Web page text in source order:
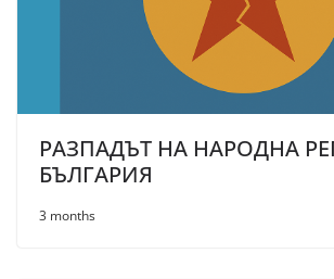
РАЗПАДЪТ НА НАРОДНА
БЪЛГАРИЯ
3 months